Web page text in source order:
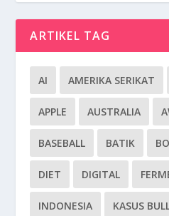
ARTIKEL TAG
AI AMERIKA SERIKAT
APPLE AUSTRALIA
BASEBALL BATIK
DIET DIGITAL
INDONESIA KASUS